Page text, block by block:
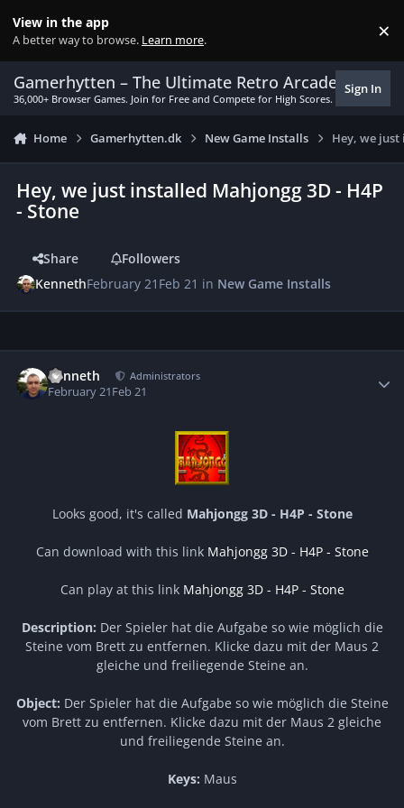
View in the app
A better way to browse. Learn more. ×
Gamerhytten – The Ultimate Retro Arcade
36,000+ Browser Games. Join for Free and Compete for High Scores.
Sign In
Home Gamerhytten.dk New Game Installs Hey, we just
Hey, we just installed Mahjongg 3D - H4P
- Stone
Share
Followers
KennethFebruary 21 Feb 21 in New Game Installs
Kenneth Administrators
February 21Feb 21
Looks good, it's called Mahjongg 3D - H4P - Stone
Can download with this link Mahjongg 3D - H4P - Stone
Can play at this link Mahjongg 3D - H4P - Stone
Description: Der Spieler hat die Aufgabe so wie möglich die
Steine vom Brett zu entfernen. Klicke dazu mit der Maus 2
gleiche und freiliegende Steine an.
Object: Der Spieler hat die Aufgabe so wie möglich die Steine
vom Brett zu entfernen. Klicke dazu mit der Maus 2 gleiche
und freiliegende Steine an.
Keys: Maus